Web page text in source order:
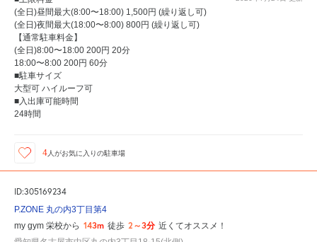
(全日)昼間最大(8:00〜18:00) 1,500円 (繰り返し可)
(全日)夜間最大(18:00〜8:00) 800円 (繰り返し可)
【通常駐車料金】
(全日)8:00〜18:00 200円 20分
18:00〜8:00 200円 60分
■駐車サイズ
大型可 ハイルーフ可
■入出庫可能時間
24時間
4人がお気に入りの駐車場
ID:305169234
P.ZONE 丸の内3丁目第4
my gym 栄校から 143m 徒歩 2～3分 近くてオススメ！